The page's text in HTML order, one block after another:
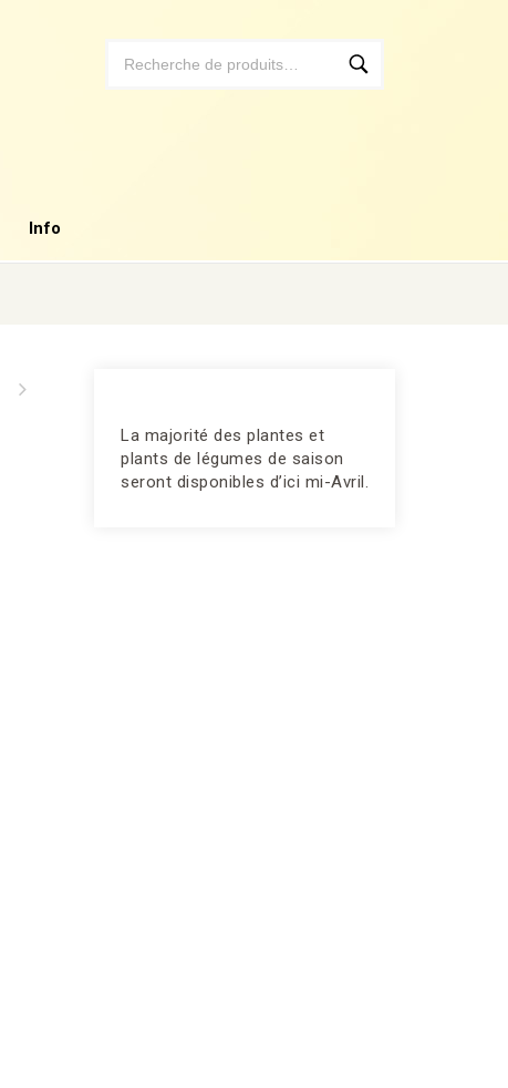
Info
La majorité des plantes et
plants de légumes de saison
seront disponibles d’ici mi-Avril.